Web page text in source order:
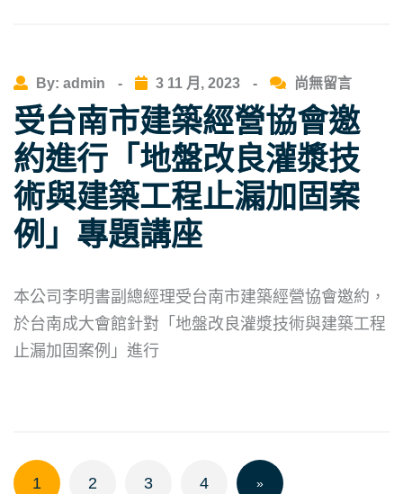
By: admin - 3 11 月, 2023 - 尚無留言
受台南市建築經營協會邀
約進行「地盤改良灌漿技
術與建築工程止漏加固案
例」專題講座
本公司李明書副總經理受台南市建築經營協會邀約，
於台南成大會館針對「地盤改良灌漿技術與建築工程
止漏加固案例」進行
1 2 3 4 »